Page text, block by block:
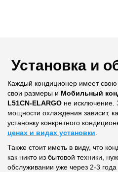
Установка и
Каждый кондиционер имеет
свои размеры и Мобильный
L51CN-ELARGO не исключение.
мощности охлаждения зависит,
установку конкретного
ценах и видах установки
Также стоит иметь в виду, что
как никто из бытовой техники,
обслуживании уже через 2-3